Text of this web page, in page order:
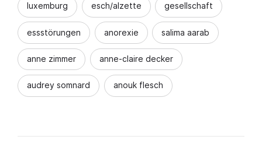
luxemburg esch/alzette gesellschaft
essstörungen anorexie salima aarab
anne zimmer anne-claire decker
audrey somnard anouk flesch